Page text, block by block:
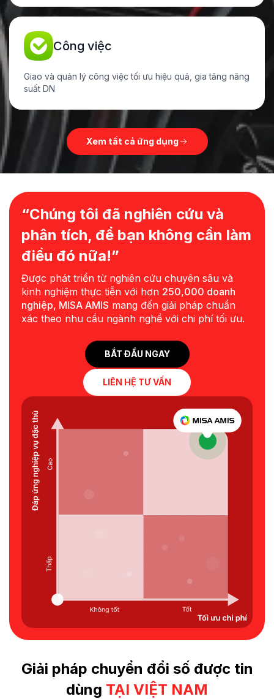
Công việc
Giao và quản lý công việc tối ưu hiệu quả, gia tăng năng
suất DN
Xem tất cả ứng dụng
“Chúng tôi đã nghiên cứu và
phân tích, để bạn không cần làm
điều đó nữa!”
Được phát triển từ nghiên cứu chuyên sâu và
kinh nghiệm thực tiễn với hơn 250,000 doanh
nghiệp, MISA AMIS mang đến giải pháp chuẩn
xác theo nhu cầu ngành nghề với chi phí tối ưu.
BẮT ĐẦU NGAY
LIÊN HỆ TƯ VẤN
Giải pháp chuyển đổi số được tin
dùng TẠI VIỆT NAM